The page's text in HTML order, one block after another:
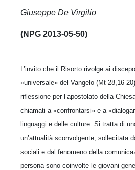
Giuseppe De Virgilio
(NPG 2013-05-50)
L’invito che il Risorto rivolge ai
«universale» del Vangelo (Mt 28,16-
riflessione per l’apostolato della
chiamati a «confrontarsi» e a
linguaggi e delle culture. Si tratta di
un’attualità sconvolgente, sollecitata
sociali e dal fenomeno della
persona sono coinvolte le giovani